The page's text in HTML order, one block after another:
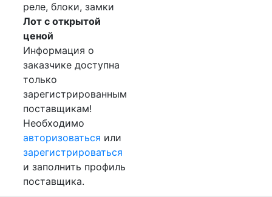
реле, блоки, замки
Лот с открытой
ценой
Информация о
заказчике доступна
только
зарегистрированным
поставщикам!
Необходимо
авторизоваться или
зарегистрироваться
и заполнить профиль
поставщика.